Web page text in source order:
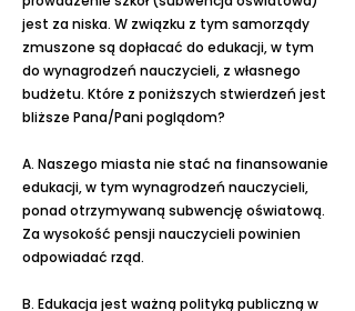
jest za niska. W związku z tym samorządy
zmuszone są dopłacać do edukacji, w tym
do wynagrodzeń nauczycieli, z własnego
budżetu. Które z poniższych stwierdzeń jest
bliższe Pana/Pani poglądom?
A. Naszego miasta nie stać na finansowanie
edukacji, w tym wynagrodzeń nauczycieli,
ponad otrzymywaną subwencję oświatową.
Za wysokość pensji nauczycieli powinien
odpowiadać rząd.
B. Edukacja jest ważną polityką publiczną w